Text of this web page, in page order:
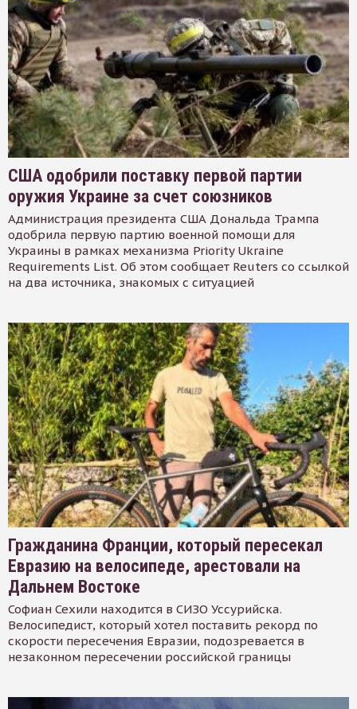
США одобрили поставку первой партии
оружия Украине за счет союзников
Администрация президента США Дональда Трампа
одобрила первую партию военной помощи для
Украины в рамках механизма Priority Ukraine
Requirements List. Об этом сообщает Reuters со ссылкой
на два источника, знакомых с ситуацией
Гражданина Франции, который пересекал
Евразию на велосипеде, арестовали на
Дальнем Востоке
Софиан Сехили находится в СИЗО Уссурийска.
Велосипедист, который хотел поставить рекорд по
скорости пересечения Евразии, подозревается в
незаконном пересечении российской границы